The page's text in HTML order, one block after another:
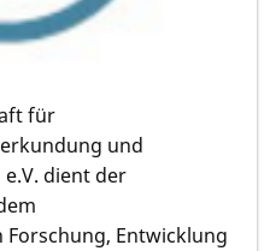
für
und
dient der
Entwicklung